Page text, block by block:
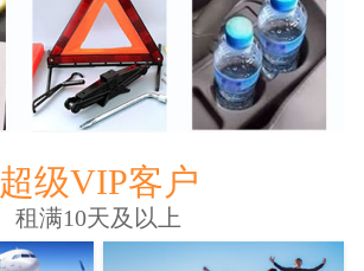
超级VIP客户
租满10天及以上